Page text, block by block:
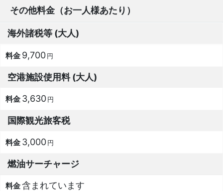
その他料金（お一人様あたり）
海外諸税等 (大人)
9,700円
空港施設使用料 (大人)
3,630円
国際観光旅客税
3,000円
燃油サーチャージ
含まれています